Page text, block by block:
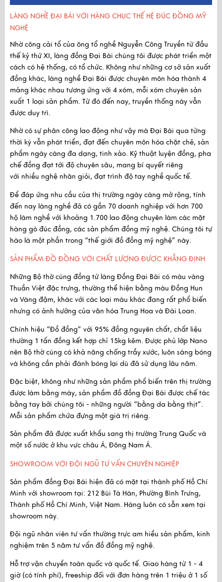
LÀNG NGHỀ ĐẠI BÁI VỚI HÀNG CHỤC THẾ HỆ ĐÚC ĐỒNG MỸ
NGHỆ
Nhờ công cải tổ của ông tổ nghề Nguyễn Công Truyền từ đầu
thế kỷ thứ XI, làng đồng Đại Bái chúng tôi được phát triển một
cách có hệ thống, có tổ chức. Không như những cơ sở sản xuất
đồng khác, làng nghề Đại Bái được chuyên môn hóa thành 4
mảng khác nhau tương ứng với 4 xóm, mỗi xóm chuyên sản
xuất 1 loại sản phẩm. Từ đó đến nay, truyền thống này vẫn
được duy trì.
Nhờ có sự phân công lao động như vậy mà Đại Bái qua từng
thời kỳ vẫn phát triển, đạt đến chuyên môn hóa chặt chẽ, sản
phẩm ngày càng đa dạng, tinh xảo. Kỹ thuật luyện đồng, pha
chế đồng đạt tới độ chuyên sâu, mang bí quyết riêng
với nhiều nghệ nhân giỏi, đạt trình độ tay nghề quốc tế.
Để đáp ứng nhu cầu của thị trường ngày càng mở rộng, tính
đến nay làng nghề đã có gần 70 doanh nghiệp với hơn 700
hộ làm nghề với khoảng 1.700 lao động chuyên làm các mặt
hàng gò đúc đồng, các sản phẩm đồng mỹ nghệ. Chúng tôi tự
hào là một phần trong “thế giới đồ đồng mỹ nghệ” này.
SẢN PHẨM ĐỒ ĐỒNG VỚI CHẤT LƯỢNG ĐƯỢC KHẲNG ĐỊNH
Những Bộ thờ cúng đồng từ làng Đồng Đại Bái có màu vàng
Thuần Việt đặc trưng, thường thể hiện bằng màu Đồng Hun
và Vàng đậm, khác với các loại màu khác đang rất phổ biến
nhưng có ảnh hưởng của văn hóa Trung Hoa và Đài Loan.
Chính hiệu “Đồ đồng” với 95% đồng nguyên chất, chất liệu
thường 1 tấn đồng kết hợp chỉ 15kg kẽm. Được phủ lớp Nano
nên Bộ thờ cúng có khả năng chống trầy xước, luôn sáng bóng
và không cần phải đánh bóng lại dù đã sử dụng lâu năm.
Đặc biệt, không như những sản phẩm phổ biến trên thị trường
được làm bằng máy, sản phẩm đồ đồng Đại Bái được chế tác
bằng tay bởi chúng tôi - những người “bằng da bằng thịt”.
Mỗi sản phẩm chứa đựng một giá trị riêng.
Sản phẩm đã được xuất khẩu sang thị trường Trung Quốc và
một số nước ở khu vực châu Á, Đông Nam Á.
SHOWROOM VỚI ĐỘI NGŨ TƯ VẤN CHUYÊN NGHIỆP
Sản phẩm đồng Đại Bái hiện đã có mặt tại thành phố Hồ Chí
Minh với showroom tại: 212 Bùi Tá Hán, Phường Bình Trưng,
Thành phố Hồ Chí Minh, Việt Nam. Hàng luôn có sẵn xem tại
showroom này.
Đội ngũ nhân viên tư vấn thường trực am hiểu sản phẩm, kinh
nghiệm trên 5 năm tư vấn đồ đồng mỹ nghệ.
Hỗ trợ vận chuyển toàn quốc và quốc tế. Giao hàng từ 1 - 4
giờ (có tính phí), freeship đối với đơn hàng trên 1 triệu ở 1 số